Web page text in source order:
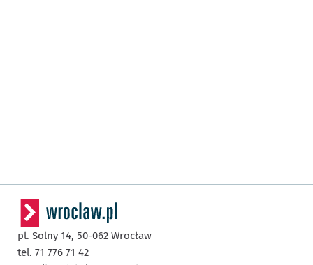
pl. Solny 14, 50-062 Wrocław
tel. 71 776 71 42